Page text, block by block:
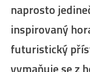
naprosto
inspirovaný
futuristický